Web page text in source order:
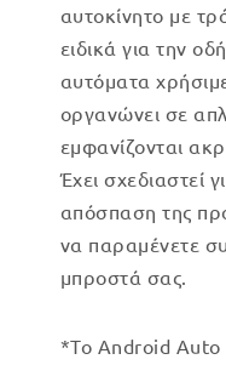
αυτοκίνητο με
ειδικά για την
αυτόματα
οργανώνει σε
εμφανίζονται
Έχει σχεδιαστεί
απόσπαση της
να παραμένετε
μπροστά σας.
*Το Android Auto